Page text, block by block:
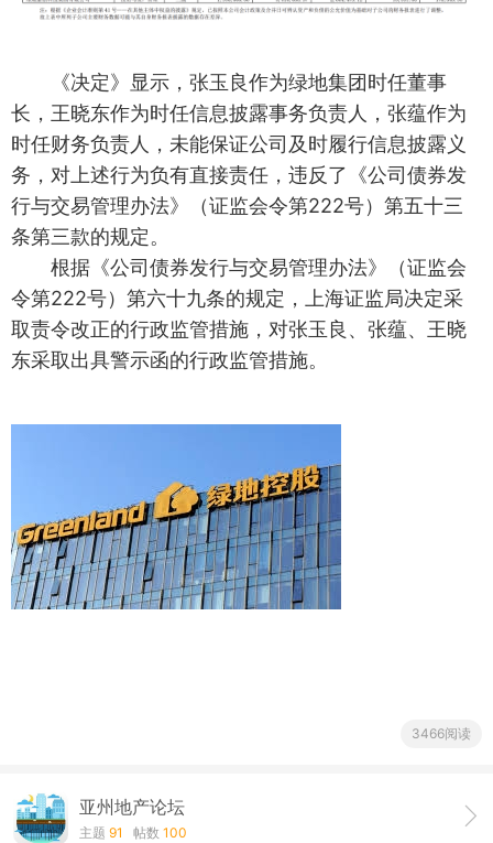
《决定》显示，张玉良作为绿地集团时任董事
长，王晓东作为时任信息披露事务负责人，张蕴作为
时任财务负责人，未能保证公司及时履行信息披露义
务，对上述行为负有直接责任，违反了《公司债券发
行与交易管理办法》（证监会令第222号）第五十三
条第三款的规定。
根据《公司债券发行与交易管理办法》（证监会
令第222号）第六十九条的规定，上海证监局决定采
取责令改正的行政监管措施，对张玉良、张蕴、王晓
东采取出具警示函的行政监管措施。
3466阅读
亚州地产论坛
主题 91 帖数 100